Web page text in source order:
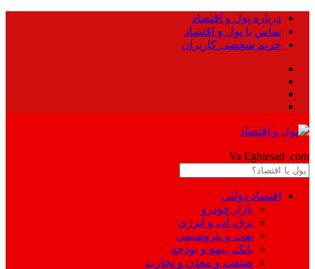
درباره پول و اقتصاد
تماس با پول و اقتصاد
حریم شخصی کاربران
Va Eghtesad .com
اقتصاد دولتی
بازار خودرو
برق، آب و انرژی
نفت و پتروشیمی
بانک، بیمه و بودجه
صنعت و معدن و تجارت